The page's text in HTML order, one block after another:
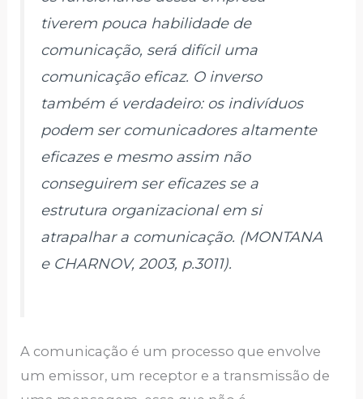
tiverem pouca habilidade de
comunicação, será difícil uma
comunicação eficaz. O inverso
também é verdadeiro: os indivíduos
podem ser comunicadores altamente
eficazes e mesmo assim não
conseguirem ser eficazes se a
estrutura organizacional em si
atrapalhar a comunicação. (MONTANA
e CHARNOV, 2003, p.3011).
A comunicação é um processo que envolve
um emissor, um receptor e a transmissão de